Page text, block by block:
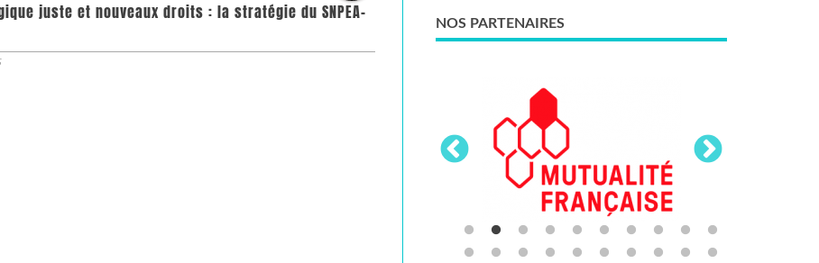
juste et nouveaux droits : la stratégie du SNPEA-
NOS PARTENAIRES